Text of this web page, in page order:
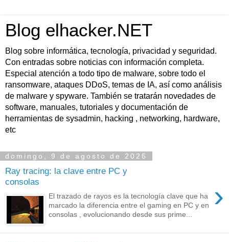
Blog elhacker.NET
Blog sobre informática, tecnología, privacidad y seguridad.
Con entradas sobre noticias con información completa.
Especial atención a todo tipo de malware, sobre todo el
ransomware, ataques DDoS, temas de IA, así como análisis
de malware y spyware. También se tratarán novedades de
software, manuales, tutoriales y documentación de
herramientas de sysadmin, hacking , networking, hardware,
etc
domingo, 9 de agosto de 2026
Ray tracing: la clave entre PC y
consolas
›
El trazado de rayos es la tecnología clave que ha
marcado la diferencia entre el gaming en PC y en
consolas , evolucionando desde sus prime...